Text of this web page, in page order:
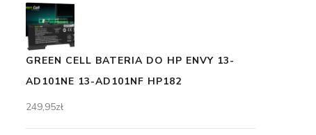
GREEN CELL BATERIA DO HP ENVY 13-
AD101NE 13-AD101NF HP182
249,95zł